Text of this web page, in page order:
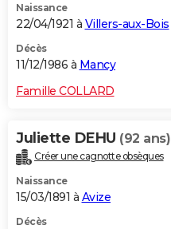
Naissance
22/04/1921 à Villers-aux-Bois
Décès
11/12/1986 à Mancy
Famille COLLARD
Juliette DEHU (92 ans)
Créer une cagnotte obsèques
Naissance
15/03/1891 à Avize
Décès